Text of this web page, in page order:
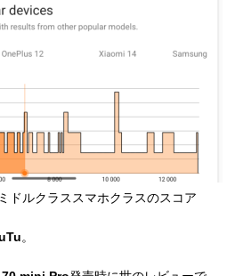
ドルクラススマホクラスのスコア
。